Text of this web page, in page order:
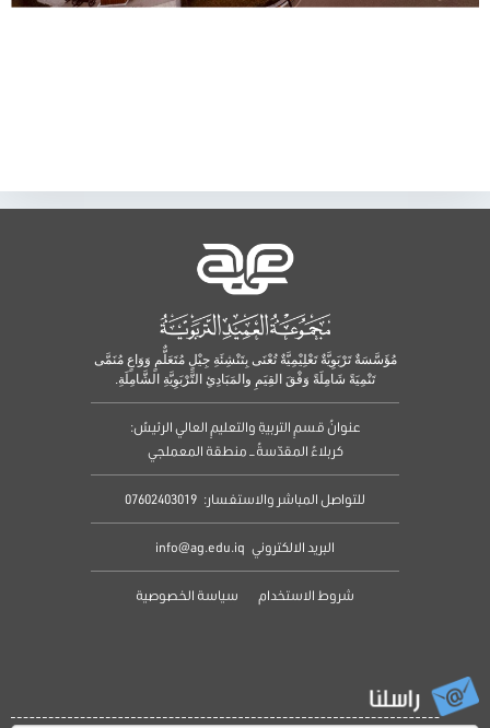
مُؤَسَّسَةٌ تَرْبَوِيَّةٌ تَعْلِيْمِيَّةٌ تُعْنَى بِتَنْشِئَةِ جِيْلٍ مُتَعَلٌّمٍ وَوَاعٍ مُنَمَّى
تَنْمِيَةً شَامِلَةً وَفْقَ القِيَمِ والمَبَادِئِ التَّرْبَوِيَّةِ الشَّامِلَةِ.
عنوانُ قسمِ التربيةِ والتعليمِ العالي الرئيسُ:
كربلاءُ المقدّسةُ – منطقة المعملجي
للتواصل المباشر والاستفسار: 07602403019
البريد الالكتروني info@ag.edu.iq
شروط الاستخدام سياسة الخصوصية